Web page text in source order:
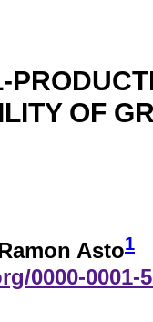
OF
Asto1
0000-0001-